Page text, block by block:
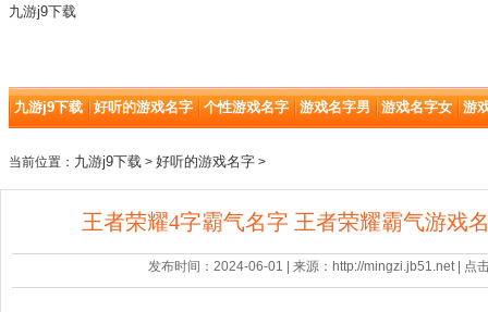
九游j9下载
九游j9下载 好听的游戏名字 个性游戏名字 游戏名字男 游戏名字女 游
当前位置： 九游j9下载 > 好听的游戏名字 >
王者荣耀4字霸气名字 王者荣耀霸气游戏
发布时间：2024-06-01 | 来源：http://mingzi.jb51.net | 点